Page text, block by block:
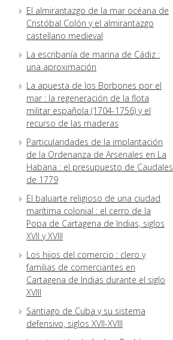
El almirantazgo de la mar océana de
Cristóbal Colón y el almirantazgo
castellano medieval
La escribanía de marina de Cádiz :
una aproximación
La apuesta de los Borbones por el
mar : la regeneración de la flota
militar española (1704-1756) y el
recurso de las maderas
Particularidades de la implantación
de la Ordenanza de Arsenales en La
Habana : el presupuesto de Caudales
de 1779
El baluarte religioso de una ciudad
marítima colonial : el cerro de la
Popa de Cartagena de Indias, siglos
XVII y XVIII
Los hijos del comercio : clero y
familias de comerciantes en
Cartagena de Indias durante el siglo
XVIII
Santiago de Cuba y su sistema
defensivo, siglos XVII-XVIII